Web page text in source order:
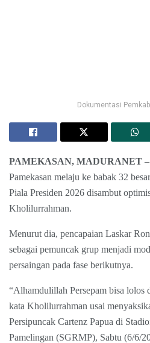
Dokumentasi
PAMEKASAN, MADURANET
Pamekasan melaju ke babak 32
Piala Presiden 2026 disambut
Kholilurrahman.
Menurut dia, pencapaian Laskar
sebagai pemuncak grup menjadi
persaingan pada fase berikutnya.
“Alhamdulillah Persepam bisa lolos
kata Kholilurrahman usai
Persipuncak Cartenz Papua di
Pamelingan (SGRMP), Sabtu (6/6/